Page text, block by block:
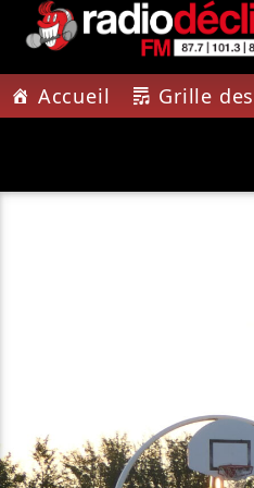
Accueil Grille